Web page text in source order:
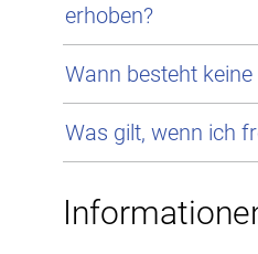
erhoben?
Wann besteht
Was gilt, wenn ich